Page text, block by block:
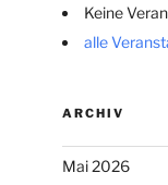
Keine
alle
ARCHIV
Mai 2026